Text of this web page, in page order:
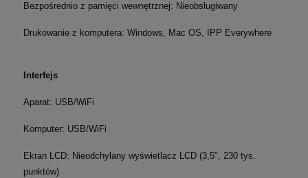
Bezpośrednio z pamięci wewnętrznej: Nieobsługiwany
Drukowanie z komputera: Windows, Mac OS, IPP Everywhere
Interfejs
Aparat: USB/WiFi
Komputer: USB/WiFi
Ekran LCD: Nieodchylany wyświetlacz LCD (3,5", 230 tys.
punktów)